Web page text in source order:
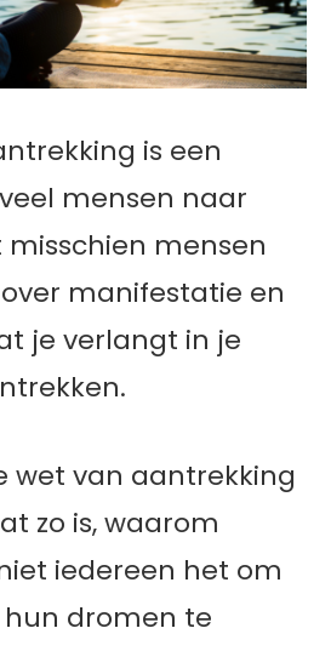
is een
mensen naar
misschien mensen
manifestatie en
je verlangt in je
wet van aantrekking
zo is, waarom
iedereen het om
dromen te